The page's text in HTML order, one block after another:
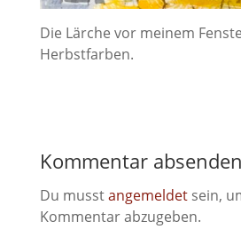
Die Lärche vor meinem
Herbstfarben.
Kommentar absenden
Du musstangemeldetsein,
Kommentar abzugeben.